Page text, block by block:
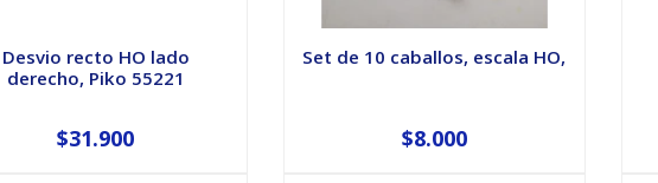
Desvio recto HO lado
derecho, Piko 55221
$31.900
Set de 10 caballos, escala HO,
$8.000